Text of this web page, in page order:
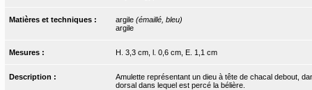
Matières et techniques : argile (émaillé, bleu)
argile
Mesures : H. 3,3 cm, l. 0,6 cm, E. 1,1 cm
Description :
Amulette représentant un dieu à tête de chacal debout,
dorsal dans lequel est percé la bélière.